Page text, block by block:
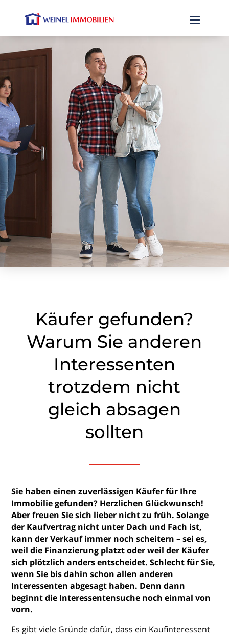
Käufer gefunden?
Warum Sie anderen
Interessenten
trotzdem nicht
gleich absagen
sollten
Sie haben einen zuverlässigen Käufer für Ihre
Immobilie gefunden? Herzlichen Glückwunsch!
Aber freuen Sie sich lieber nicht zu früh. Solange
der Kaufvertrag nicht unter Dach und Fach ist,
kann der Verkauf immer noch scheitern – sei es,
weil die Finanzierung platzt oder weil der Käufer
sich plötzlich anders entscheidet. Schlecht für Sie,
wenn Sie bis dahin schon allen anderen
Interessenten abgesagt haben. Denn dann
beginnt die Interessentensuche noch einmal von
vorn.
Es gibt viele Gründe dafür, dass ein Kaufinteressent